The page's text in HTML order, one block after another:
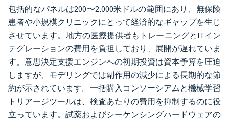
包括的なパネルは200〜2,000米ドルの範囲にあり、無保険
患者や小規模クリニックにとって経済的なギャップを生じ
させています。地方の医療提供者もトレーニングとITイン
テグレーションの費用を負担しており、展開が遅れていま
す。意思決定支援エンジンへの初期投資は資本予算を圧迫
しますが、モデリングでは副作用の減少による長期的な節
約が示されています。一括購入コンソーシアムと機械学習
トリアージツールは、検査あたりの費用を抑制するのに役
立っています。試薬およびシーケンシングハードウェアの